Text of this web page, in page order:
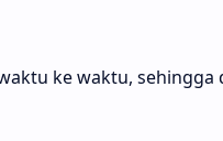
ke waktu, sehingga